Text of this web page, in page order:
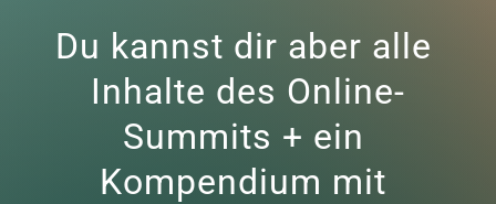
Du kannst dir aber alle
Inhalte des Online-
Summits + ein
Kompendium mit